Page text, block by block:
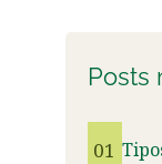
Posts
01